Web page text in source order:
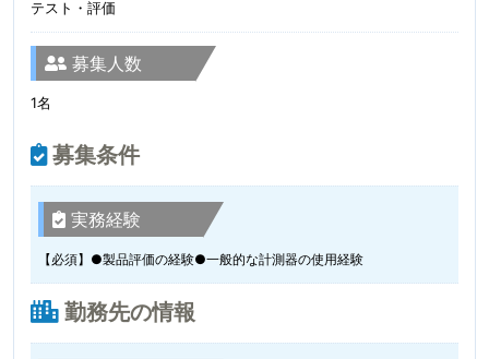
テスト・評価
募集人数
1名
募集条件
実務経験
【必須】●製品評価の経験●一般的な計測器の使用経験
勤務先の情報